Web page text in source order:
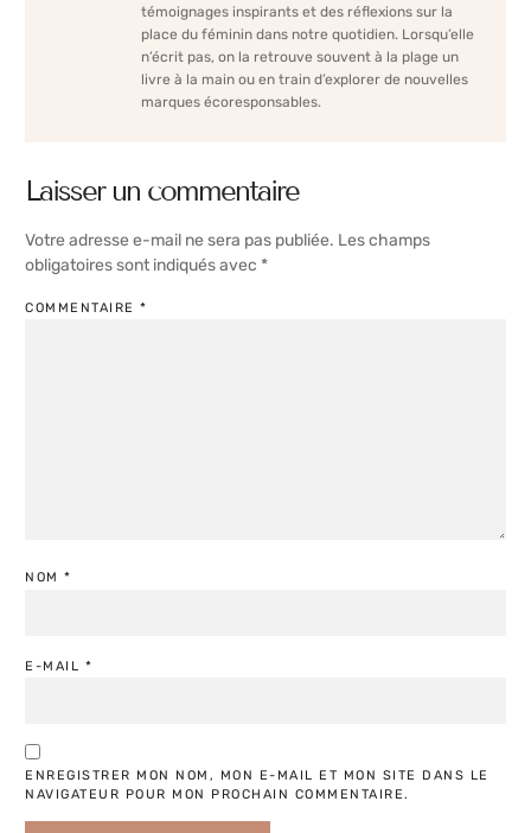
témoignages inspirants et des réflexions sur la
place du féminin dans notre quotidien. Lorsqu’elle
n’écrit pas, on la retrouve souvent à la plage un
livre à la main ou en train d’explorer de nouvelles
marques écoresponsables.
Laisser un commentaire
Votre adresse e-mail ne sera pas publiée. Les champs
obligatoires sont indiqués avec *
COMMENTAIRE *
NOM *
E-MAIL *
ENREGISTRER MON NOM, MON E-MAIL ET MON SITE DANS LE
NAVIGATEUR POUR MON PROCHAIN COMMENTAIRE.